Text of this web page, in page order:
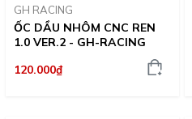
GH RACING
ỐC DẦU NHÔM CNC REN
1.0 VER.2 - GH-RACING
120.000₫